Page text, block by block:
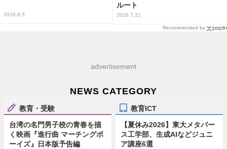
2026.8.5
ルート
2026.7.21
Recommended by
advertisement
NEWS CATEGORY
教育・受験
台湾の名門男子校の青春を描
く映画『進行曲 マーチングボ
ーイズ』日本版予告編
教育ICT
【夏休み2026】東大メタバー
ス工学部、生成AIなどジュニ
ア講座6選